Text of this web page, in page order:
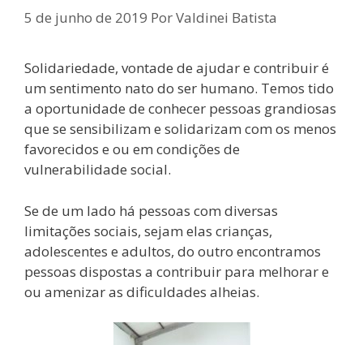
5 de junho de 2019 PorValdinei Batista
Solidariedade, vontade de ajudar e contribuir é
um sentimento nato do ser humano. Temos tido
a oportunidade de conhecer pessoas grandiosas
que se sensibilizam e solidarizam com os menos
favorecidos e ou em condições de
vulnerabilidade social.
Se de um lado há pessoas com diversas
limitações sociais, sejam elas crianças,
adolescentes e adultos, do outro encontramos
pessoas dispostas a contribuir para melhorar e
ou amenizar as dificuldades alheias.